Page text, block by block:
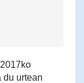
du urtean